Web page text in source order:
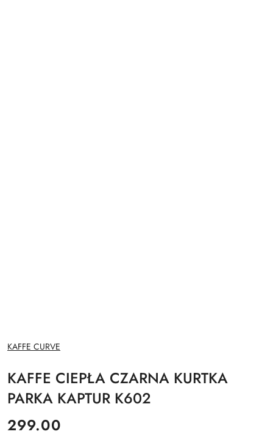
NAZWA
PRODUCENTA:
KAFFE CURVE
KAFFE CIEPŁA CZARNA KURTKA
PARKA KAPTUR K602
cena:
299.00